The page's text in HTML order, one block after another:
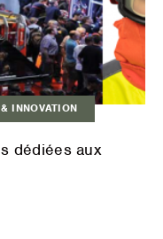
INNOVATION
dédiées aux